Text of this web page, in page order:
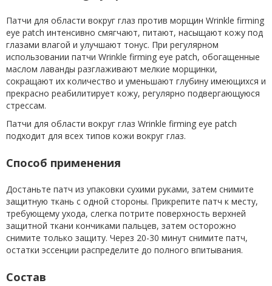
Патчи для области вокруг глаз против морщин Wrinkle firming
eye patch интенсивно смягчают, питают, насыщают кожу под
глазами влагой и улучшают тонус. При регулярном
использовании патчи Wrinkle firming eye patch, обогащенные
маслом лаванды разглаживают мелкие морщинки,
сокращают их количество и уменьшают глубину имеющихся и
прекрасно реабилитирует кожу, регулярно подвергающуюся
стрессам.
Патчи для области вокруг глаз Wrinkle firming eye patch
подходит для всех типов кожи вокруг глаз.
Способ применения
Достаньте патч из упаковки сухими руками, затем снимите
защитную ткань с одной стороны. Прикрепите патч к месту,
требующему ухода, слегка потрите поверхность верхней
защитной ткани кончиками пальцев, затем осторожно
снимите только защиту. Через 20-30 минут снимите патч,
остатки эссенции распределите до полного впитывания.
Состав